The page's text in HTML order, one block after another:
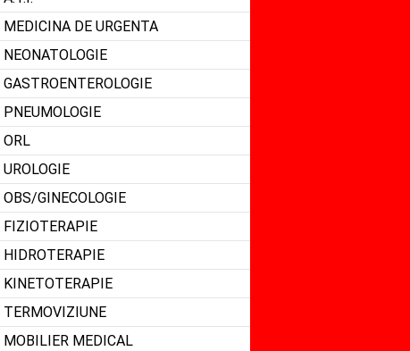
MEDICINA DE URGENTA
NEONATOLOGIE
GASTROENTEROLOGIE
PNEUMOLOGIE
ORL
UROLOGIE
OBS/GINECOLOGIE
FIZIOTERAPIE
HIDROTERAPIE
KINETOTERAPIE
TERMOVIZIUNE
MOBILIER MEDICAL